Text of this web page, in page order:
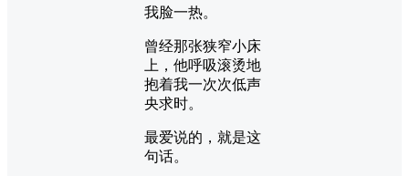
我脸一热。
曾经那张狭窄小床
上，他呼吸滚烫地
抱着我一次次低声
央求时。
最爱说的，就是这
句话。